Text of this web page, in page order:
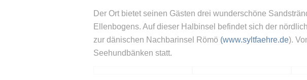
Der Ort bietet seinen Gästen drei wunderschöne
Ellenbogens. Auf dieser Halbinsel befindet sich der
zur dänischen Nachbarinsel Römö (www.syltfaehre.de).
Seehundbänken statt.